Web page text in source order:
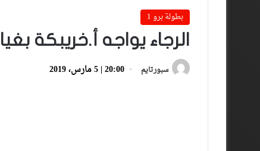
بطولة برو 1
الرجاء يواجه أ.خريبكة
سبورتايم 20:00 | 5 مارس، 2019